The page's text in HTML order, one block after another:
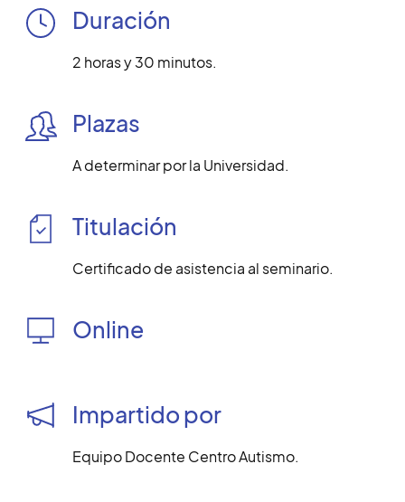
Duración
2 horas y 30 minutos.
Plazas
A determinar por la Universidad.
Titulación
Certificado de asistencia al seminario.
Online
Impartido por
Equipo Docente Centro Autismo.